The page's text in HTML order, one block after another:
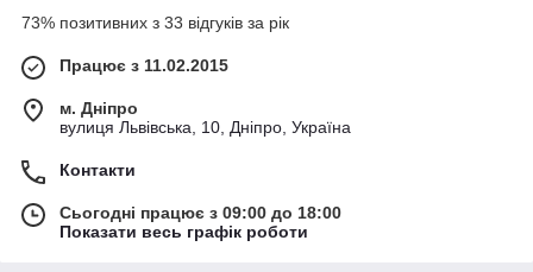
73% позитивних з 33 відгуків за рік
Працює з 11.02.2015
м. Дніпро
вулиця Львівська, 10, Дніпро, Україна
Контакти
Сьогодні працює з 09:00 до 18:00
Показати весь графік роботи